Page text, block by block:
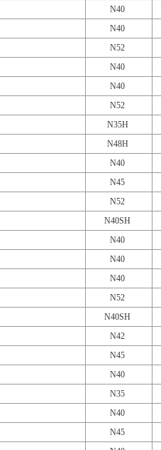
N40
N40
N52
N40
N40
N52
N35H
N48H
N40
N45
N52
N40SH
N40
N40
N40
N52
N40SH
N42
N45
N40
N35
N40
N45